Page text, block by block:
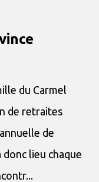
du Carmel
de retraites
de
lieu chaque